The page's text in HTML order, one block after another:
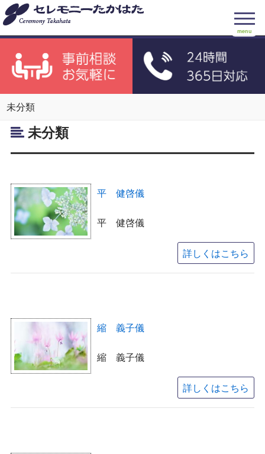
menu
未分類
未分類
平 健啓儀
平 健啓儀
詳しくはこちら
縮 義子儀
縮 義子儀
詳しくはこちら